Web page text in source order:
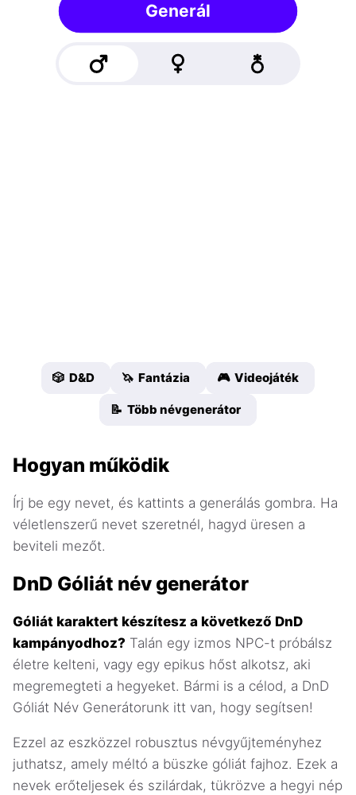
Generál
🎲 D&D 🦄 Fantázia 🎮 Videojáték
📝 Több névgenerátor
Hogyan működik
Írj be egy nevet, és kattints a generálás gombra. Ha
véletlenszerű nevet szeretnél, hagyd üresen a
beviteli mezőt.
DnD Góliát név generátor
Góliát karaktert készítesz a következő DnD
kampányodhoz? Talán egy izmos NPC-t próbálsz
életre kelteni, vagy egy epikus hőst alkotsz, aki
megremegteti a hegyeket. Bármi is a célod, a DnD
Góliát Név Generátorunk itt van, hogy segítsen!
Ezzel az eszközzel robusztus névgyűjteményhez
juthatsz, amely méltó a büszke góliát fajhoz. Ezek a
nevek erőteljesek és szilárdak, tükrözve a hegyi nép